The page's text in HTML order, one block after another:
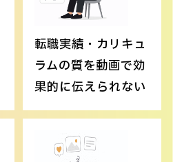
転職実績・カリキュ
ラムの質を動画で効
果的に伝えられない